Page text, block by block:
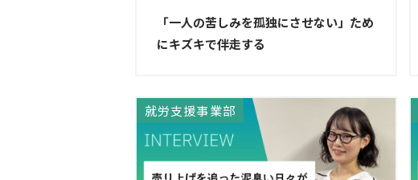
「一人の苦しみを孤独にさせない」ため
にキズキで伴走する
就労支援事業部